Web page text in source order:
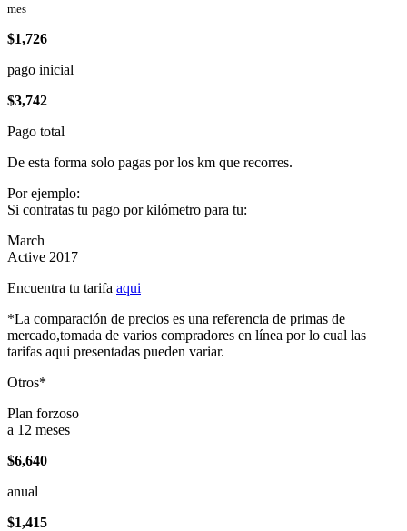
mes
$1,726
pago inicial
$3,742
Pago total
De esta forma solo pagas por los km que recorres.
Por ejemplo:
Si contratas tu pago por kilómetro para tu:
March
Active 2017
Encuentra tu tarifa aqui
*La comparación de precios es una referencia de primas de
mercado,tomada de varios compradores en línea por lo cual las
tarifas aqui presentadas pueden variar.
Otros*
Plan forzoso
a 12 meses
$6,640
anual
$1,415